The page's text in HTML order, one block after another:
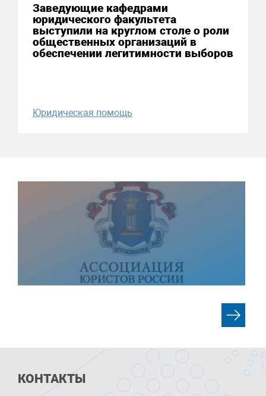
Заведующие кафедрами
юридического факультета
выступили на круглом столе о роли
общественных организаций в
обеспечении легитимности выборов
Юридическая помощь
КОНТАКТЫ